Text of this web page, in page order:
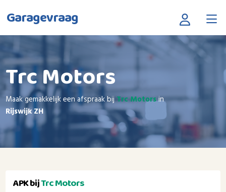
Garagevraag
Trc Motors
Maak gemakkelijk een afspraak bijTrc Motorsin
Rijswijk ZH
APK bijTrc Motors